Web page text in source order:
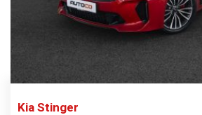
Kia Stinger